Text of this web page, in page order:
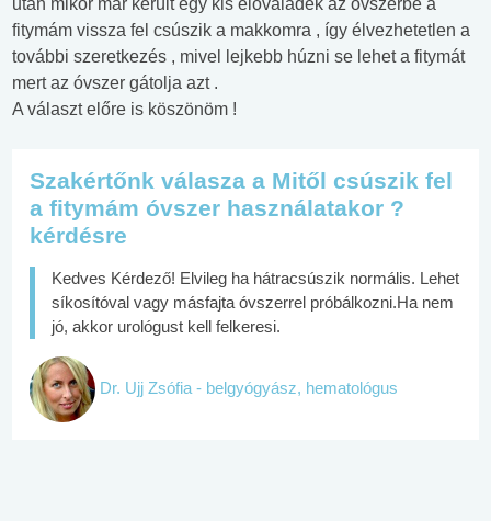
után mikor már került egy kis előváladék az óvszerbe a
fitymám vissza fel csúszik a makkomra , így élvezhetetlen a
további szeretkezés , mivel lejkebb húzni se lehet a fitymát
mert az óvszer gátolja azt .
A választ előre is köszönöm !
Szakértőnk válasza a Mitől csúszik fel
a fitymám óvszer használatakor ?
kérdésre
Kedves Kérdező! Elvileg ha hátracsúszik normális. Lehet
síkosítóval vagy másfajta óvszerrel próbálkozni.Ha nem
jó, akkor urológust kell felkeresi.
Dr. Ujj Zsófia - belgyógyász, hematológus